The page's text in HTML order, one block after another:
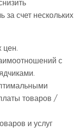
за счет нескольких
цен.
с
товаров /
и услуг